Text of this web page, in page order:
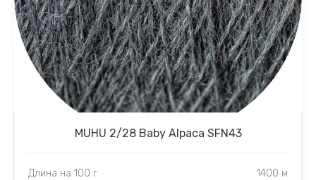
MUHU 2/28 Baby Alpaca SFN43
Длина на 100 г
1400 м